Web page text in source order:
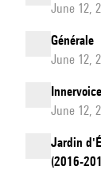
June 12,
Générale
June 12,
June 12,
Jardin
(2016-